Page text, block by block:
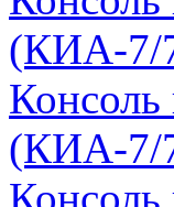
(КИА-7/
(КИА-7/